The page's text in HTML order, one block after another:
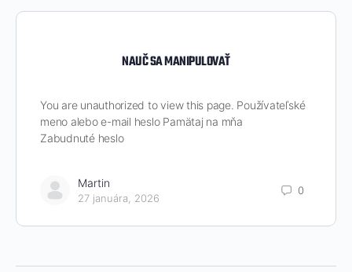
NAUČ SA MANIPULOVAŤ
You are unauthorized to view this page. Používateľské
meno alebo e-mail heslo Pamätaj na mňa
Zabudnuté heslo
Martin
27 januára, 2026
0